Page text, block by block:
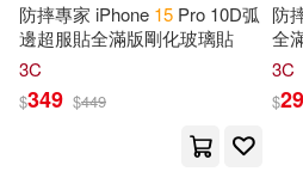
美食(1241) 3C(13193)
家電(1264) 保健(778)
Tik Tak(2299)
Jan(1812)
防摔專家 iPhone 15 Pro 10D弧
邊超服貼全滿版剛化玻璃貼
3C
$349 $449
防
全
3C
$